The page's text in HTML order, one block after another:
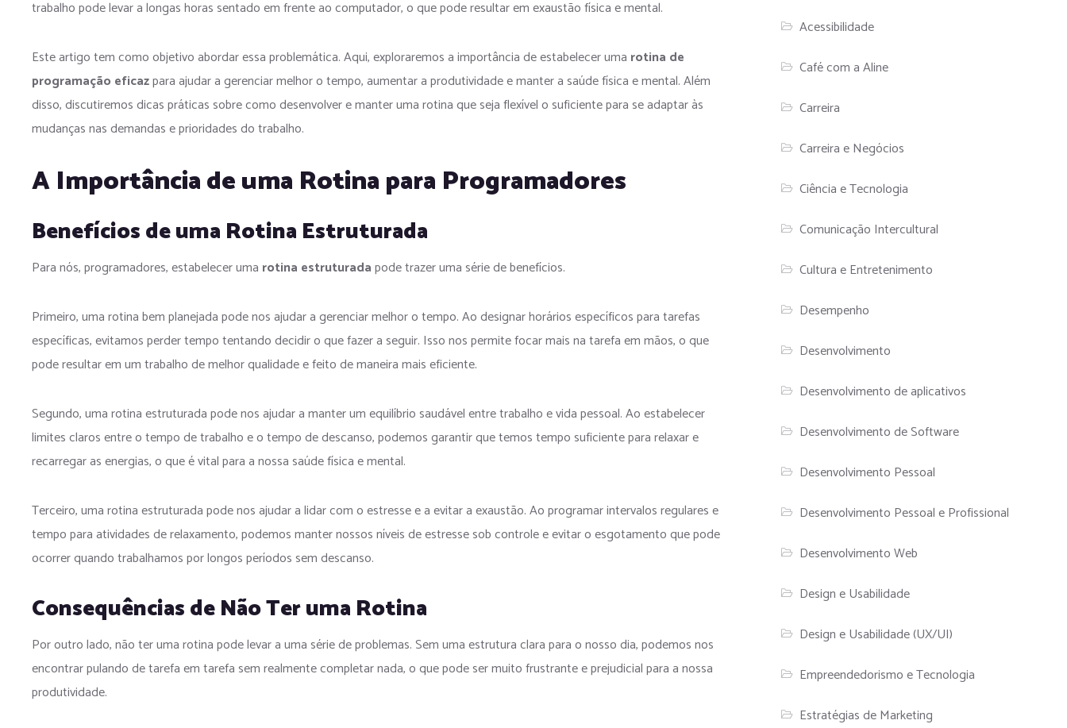
trabalho pode levar a longas horas sentado em frente ao computador, o que pode resultar em exaustão física e mental.
Este artigo tem como objetivo abordar essa problemática. Aqui, exploraremos a importância de estabelecer uma rotina de
programação eficazpara ajudar a gerenciar melhor o tempo, aumentar a produtividade e manter a saúde física e mental. Além
disso, discutiremos dicas práticas sobre como desenvolver e manter uma rotina que seja flexível o suficiente para se adaptar às
mudanças nas demandas e prioridades do trabalho.
A Importância de uma Rotina para Programadores
Benefícios de uma Rotina Estruturada
Para nós, programadores, estabelecer uma rotina estruturadapode trazer uma série de benefícios.
Primeiro, uma rotina bem planejada pode nos ajudar a gerenciar melhor o tempo. Ao designar horários específicos para tarefas
específicas, evitamos perder tempo tentando decidir o que fazer a seguir. Isso nos permite focar mais na tarefa em mãos, o que
pode resultar em um trabalho de melhor qualidade e feito de maneira mais eficiente.
Segundo, uma rotina estruturada pode nos ajudar a manter um equilíbrio saudável entre trabalho e vida pessoal. Ao estabelecer
limites claros entre o tempo de trabalho e o tempo de descanso, podemos garantir que temos tempo suficiente para relaxar e
recarregar as energias, o que é vital para a nossa saúde física e mental.
Terceiro, uma rotina estruturada pode nos ajudar a lidar com o estresse e a evitar a exaustão. Ao programar intervalos regulares e
tempo para atividades de relaxamento, podemos manter nossos níveis de estresse sob controle e evitar o esgotamento que pode
ocorrer quando trabalhamos por longos períodos sem descanso.
Consequências de Não Ter uma Rotina
Por outro lado, não ter uma rotina pode levar a uma série de problemas. Sem uma estrutura clara para o nosso dia, podemos nos
encontrar pulando de tarefa em tarefa sem realmente completar nada, o que pode ser muito frustrante e prejudicial para a nossa
produtividade.
Acessibilidade
Café com a Aline
Carreira
Carreira e Negócios
Ciência e Tecnologia
Comunicação Intercultural
Cultura e Entretenimento
Desempenho
Desenvolvimento
Desenvolvimento de aplicativos
Desenvolvimento de Software
Desenvolvimento Pessoal
Desenvolvimento Pessoal e Profissional
Desenvolvimento Web
Design e Usabilidade
Design e Usabilidade (UX/UI)
Empreendedorismo e Tecnologia
Estratégias de Marketing